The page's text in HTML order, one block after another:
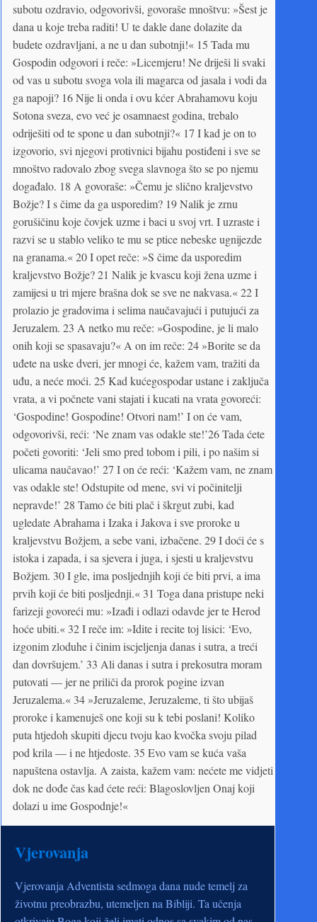
subotu ozdravio, odgovorivši, govoraše mnoštvu: »Šest je
dana u koje treba raditi! U te dakle dane dolazite da
budete ozdravljani, a ne u dan subotnji!« 15 Tada mu
Gospodin odgovori i reče: »Licemjeru! Ne driješi li svaki
od vas u subotu svoga vola ili magarca od jasala i vodi da
ga napoji? 16 Nije li onda i ovu kćer Abrahamovu koju
Sotona sveza, evo već je osamnaest godina, trebalo
odriješiti od te spone u dan subotnji?« 17 I kad je on to
izgovorio, svi njegovi protivnici bijahu postiđeni i sve se
mnoštvo radovalo zbog svega slavnoga što se po njemu
događalo. 18 A govoraše: »Čemu je slično kraljevstvo
Božje? I s čime da ga usporedim? 19 Nalik je zrnu
gorušičinu koje čovjek uzme i baci u svoj vrt. I uzraste i
razvi se u stablo veliko te mu se ptice nebeske ugnijezde
na granama.« 20 I opet reče: »S čime da usporedim
kraljevstvo Božje? 21 Nalik je kvascu koji žena uzme i
zamijesi u tri mjere brašna dok se sve ne nakvasa.« 22 I
prolazio je gradovima i selima naučavajući i putujući za
Jeruzalem. 23 A netko mu reče: »Gospodine, je li malo
onih koji se spasavaju?« A on im reče: 24 »Borite se da
uđete na uske dveri, jer mnogi će, kažem vam, tražiti da
uđu, a neće moći. 25 Kad kućegospodar ustane i zaključa
vrata, a vi počnete vani stajati i kucati na vrata govoreći:
‘Gospodine! Gospodine! Otvori nam!’ I on će vam,
odgovorivši, reći: ‘Ne znam vas odakle ste!’26 Tada ćete
početi govoriti: ‘Jeli smo pred tobom i pili, i po našim si
ulicama naučavao!’ 27 I on će reći: ‘Kažem vam, ne znam
vas odakle ste! Odstupite od mene, svi vi počinitelji
nepravde!’ 28 Tamo će biti plač i škrgut zubi, kad
ugledate Abrahama i Izaka i Jakova i sve proroke u
kraljevstvu Božjem, a sebe vani, izbačene. 29 I doći će s
istoka i zapada, i sa sjevera i juga, i sjesti u kraljevstvu
Božjem. 30 I gle, ima posljednjih koji će biti prvi, a ima
prvih koji će biti posljednji.« 31 Toga dana pristupe neki
farizeji govoreći mu: »Izađi i odlazi odavde jer te Herod
hoće ubiti.« 32 I reče im: »Idite i recite toj lisici: ‘Evo,
izgonim zloduhe i činim iscjeljenja danas i sutra, a treći
dan dovršujem.’ 33 Ali danas i sutra i prekosutra moram
putovati — jer ne priliči da prorok pogine izvan
Jeruzalema.« 34 »Jeruzaleme, Jeruzaleme, ti što ubijaš
proroke i kamenuješ one koji su k tebi poslani! Koliko
puta htjedoh skupiti djecu tvoju kao kvočka svoju pilad
pod krila — i ne htjedoste. 35 Evo vam se kuća vaša
napuštena ostavlja. A zaista, kažem vam: nećete me vidjeti
dok ne dođe čas kad ćete reći: Blagoslovljen Onaj koji
dolazi u ime Gospodnje!«
Vjerovanja
Vjerovanja Adventista sedmoga dana nude temelj za
životnu preobrazbu, utemeljen na Bibliji. Ta učenja